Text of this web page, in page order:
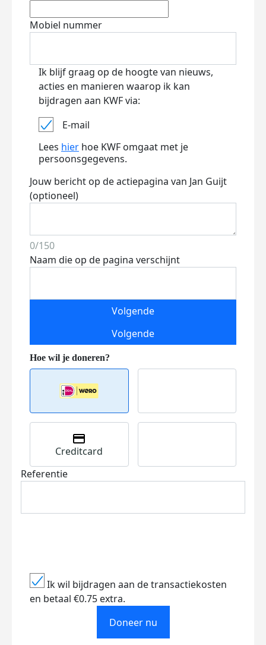
Mobiel nummer
Ik blijf graag op de hoogte van nieuws,
acties en manieren waarop ik kan
bijdragen aan KWF via:
E-mail
Lees hier hoe KWF omgaat met je
persoonsgegevens.
Jouw bericht op de actiepagina van Jan Guijt
(optioneel)
0/150
Naam die op de pagina verschijnt
Volgende
Volgende
Creditcard
Referentie
Ik wil bijdragen aan de transactiekosten
en betaal €0.75 extra.
Doneer nu